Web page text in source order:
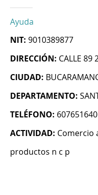
Ayuda
NIT: 9010389877
DIRECCIÓN: CALLE 89
CIUDAD:
DEPARTAMENTO:
TELÉFONO:
ACTIVIDAD: Comercio
productos n c p